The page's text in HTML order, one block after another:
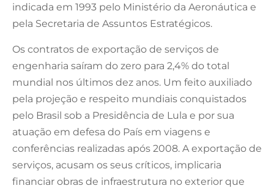
indicada em 1993 pelo Ministério da Aeronáutica e
pela Secretaria de Assuntos Estratégicos.
Os contratos de exportação de serviços de
engenharia saíram do zero para 2,4% do total
mundial nos últimos dez anos. Um feito auxiliado
pela projeção e respeito mundiais conquistados
pelo Brasil sob a Presidência de Lula e por sua
atuação em defesa do País em viagens e
conferências realizadas após 2008. A exportação de
serviços, acusam os seus críticos, implicaria
financiar obras de infraestrutura no exterior que